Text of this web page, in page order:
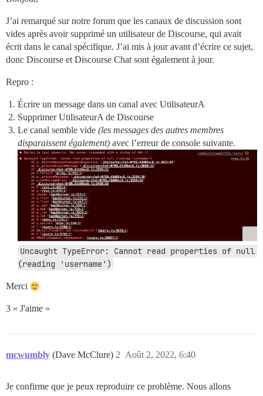
J’ai remarqué sur notre forum que les canaux de discussion sont
vides après avoir supprimé un utilisateur de Discourse, qui avait
écrit dans le canal spécifique. J’ai mis à jour avant d’écrire ce sujet,
donc Discourse et Discourse Chat sont également à jour.
Repro :
Écrire un message dans un canal avec UtilisateurA
Supprimer UtilisateurA de Discourse
Le canal semble vide (les messages des autres membres
disparaissent également) avec l’erreur de console suivante.
Uncaught TypeError: Cannot read properties of null
(reading 'username')
Merci
3 « J'aime »
mcwumbly (Dave McClure) Août 2, 2022, 6:40
2
Je confirme que je peux reproduire ce problème. Nous allons